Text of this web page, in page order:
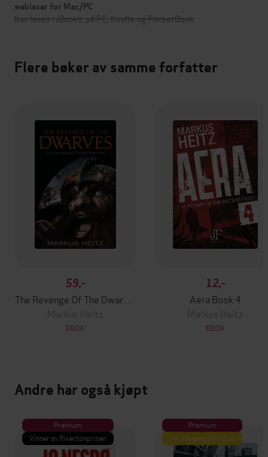
webleser for Mac/PC
Kan leses i iBooks, på PC, Kindle og PocketBook
Flere bøker av samme forfatter
59,-
Markus Heitz
EBOK
12,-
Aera Book 4
Markus Heitz
EBOK
Andre har også kjøpt
Premium
Vinner av Rivertonprisen
Premium
Første gang på tilbud